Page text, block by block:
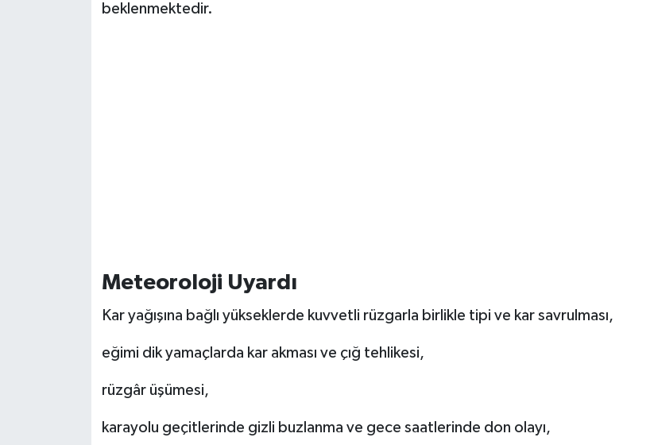
beklenmektedir.
Meteoroloji Uyardı
Kar yağışına bağlı yükseklerde kuvvetli rüzgarla birlikle tipi ve kar savrulması,
eğimi dik yamaçlarda kar akması ve çığ tehlikesi,
rüzgâr üşümesi,
karayolu geçitlerinde gizli buzlanma ve gece saatlerinde don olayı,